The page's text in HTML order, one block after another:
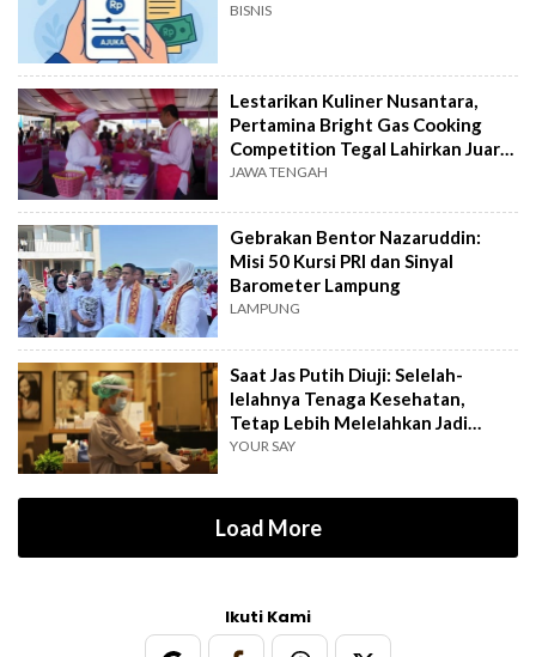
BISNIS
Lestarikan Kuliner Nusantara,
Pertamina Bright Gas Cooking
Competition Tegal Lahirkan Juara
Baru
JAWA TENGAH
Gebrakan Bentor Nazaruddin:
Misi 50 Kursi PRI dan Sinyal
Barometer Lampung
LAMPUNG
Saat Jas Putih Diuji: Selelah-
lelahnya Tenaga Kesehatan,
Tetap Lebih Melelahkan Jadi
Pasien
YOUR SAY
Load More
Ikuti Kami